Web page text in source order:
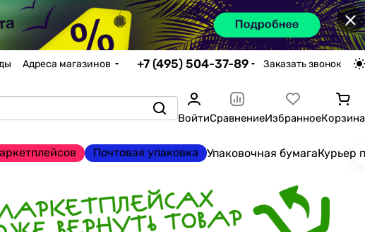
×
Адреса магазинов +7 (495) 504-37-89 Заказать звонок
ВойтиСравнениеИзбранноеКорзина
Почтовая упаковка Упаковочная бумагаКурьер